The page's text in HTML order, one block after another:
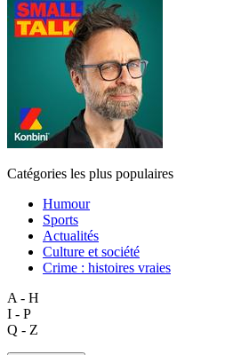
Catégories les plus populaires
Humour
Sports
Actualités
Culture et société
Crime : histoires vraies
A - H
I - P
Q - Z